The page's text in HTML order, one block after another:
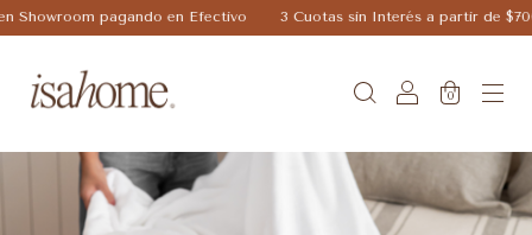
pagando en Efectivo 3 Cuotas sin Interés a partir de
0